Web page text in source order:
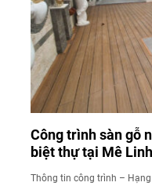
Công trình sàn gỗ
biệt thự tại Mê
Thông tin công trình –